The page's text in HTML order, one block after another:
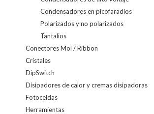
Condensadores en picofaradios
Polarizados y no polarizados
Tantalios
Conectores Mol / Ribbon
Cristales
DipSwitch
Disipadores de calor y cremas disipadoras
Fotoceldas
Herramientas